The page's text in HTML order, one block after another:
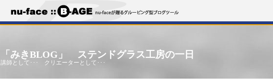
「みきBLOG」 ステンドグラス工房の一日
講師として･･･ クリエーターとして･･･